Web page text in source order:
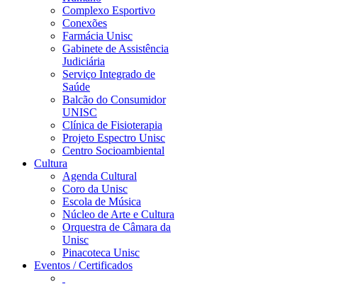
Complexo Esportivo
Conexões
Farmácia Unisc
Gabinete de Assistência
Judiciária
Serviço Integrado de
Saúde
Balcão do Consumidor
UNISC
Clínica de Fisioterapia
Projeto Espectro Unisc
Centro Socioambiental
Cultura
Agenda Cultural
Coro da Unisc
Escola de Música
Núcleo de Arte e Cultura
Orquestra de Câmara da
Unisc
Pinacoteca Unisc
Eventos / Certificados